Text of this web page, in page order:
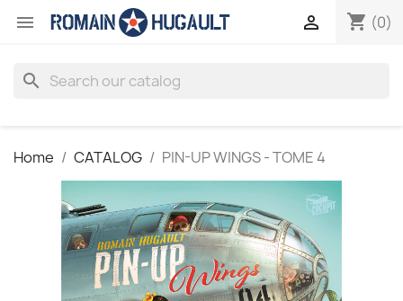
 shopping_cart (0)

search
Home CATALOG PIN-UP WINGS - TOME 4